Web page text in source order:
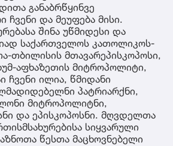
განაბრწყინვე
და მეუფება მისი.
შინა უწმიდესი და
საქართველოს კათოლიკოს-
თბილისის მთავარეპისკოპოსი,
აფხაზეთის მიტროპოლიტი,
ჩვენი ილია, წმიდანი
პატრიარქნი,
მიტროპოლიტნი,
და ეპისკოპოსნი. მღვდელთა
სიყვარული
წესთა მაცხოვნებელი